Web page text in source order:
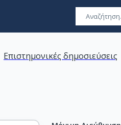
Επιστημονικές δημοσιεύσεις